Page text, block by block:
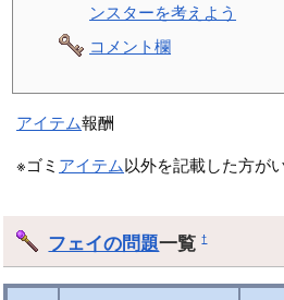
ンスターを考えよう
コメント欄
アイテム報酬
※ゴミ アイテム 以外を記載した方が
フェイの問題一覧†